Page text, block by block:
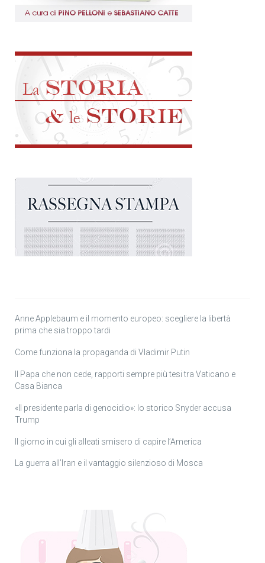
Anne Applebaum e il momento europeo: scegliere la libertà
prima che sia troppo tardi
Come funziona la propaganda di Vladimir Putin
Il Papa che non cede, rapporti sempre più tesi tra Vaticano e
Casa Bianca
«Il presidente parla di genocidio»: lo storico Snyder accusa
Trump
Il giorno in cui gli alleati smisero di capire l’America
La guerra all’Iran e il vantaggio silenzioso di Mosca